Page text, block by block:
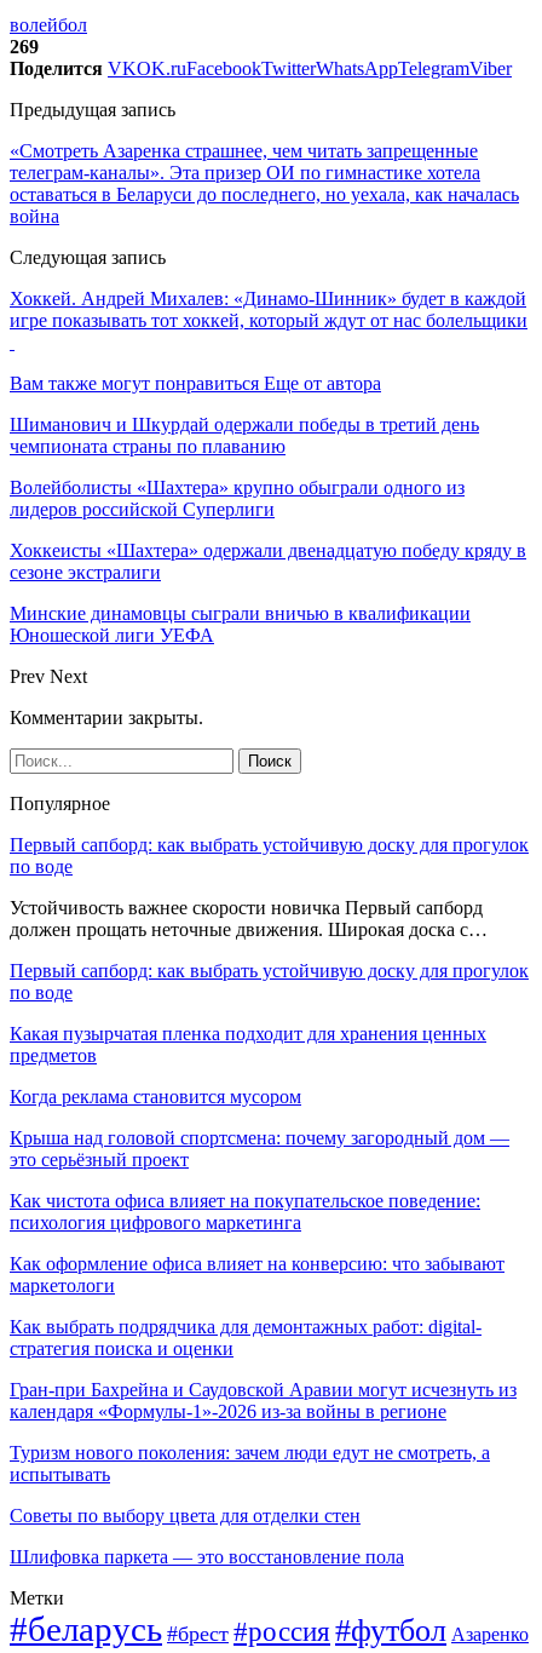
волейбол
269
Поделится VKOK.ruFacebookTwitterWhatsAppTelegramViber
Предыдущая запись
«Смотреть Азаренка страшнее, чем читать запрещенные
телеграм-каналы». Эта призер ОИ по гимнастике хотела
оставаться в Беларуси до последнего, но уехала, как началась
война
Следующая запись
Хоккей. Андрей Михалев: «Динамо-Шинник» будет в каждой
игре показывать тот хоккей, который ждут от нас болельщики
Вам также могут понравиться Еще от автора
Шиманович и Шкурдай одержали победы в третий день
чемпионата страны по плаванию
Волейболисты «Шахтера» крупно обыграли одного из
лидеров российской Суперлиги
Хоккеисты «Шахтера» одержали двенадцатую победу кряду в
сезоне экстралиги
Минские динамовцы сыграли вничью в квалификации
Юношеской лиги УЕФА
Prev Next
Комментарии закрыты.
Популярное
Первый сапборд: как выбрать устойчивую доску для прогулок
по воде
Устойчивость важнее скорости новичка Первый сапборд
должен прощать неточные движения. Широкая доска с…
Первый сапборд: как выбрать устойчивую доску для прогулок
по воде
Какая пузырчатая пленка подходит для хранения ценных
предметов
Когда реклама становится мусором
Крыша над головой спортсмена: почему загородный дом —
это серьёзный проект
Как чистота офиса влияет на покупательское поведение:
психология цифрового маркетинга
Как оформление офиса влияет на конверсию: что забывают
маркетологи
Как выбрать подрядчика для демонтажных работ: digital-
стратегия поиска и оценки
Гран-при Бахрейна и Саудовской Аравии могут исчезнуть из
календаря «Формулы-1»-2026 из-за войны в регионе
Туризм нового поколения: зачем люди едут не смотреть, а
испытывать
Советы по выбору цвета для отделки стен
Шлифовка паркета — это восстановление пола
Метки
#беларусь #брест #россия#футбол Азаренко